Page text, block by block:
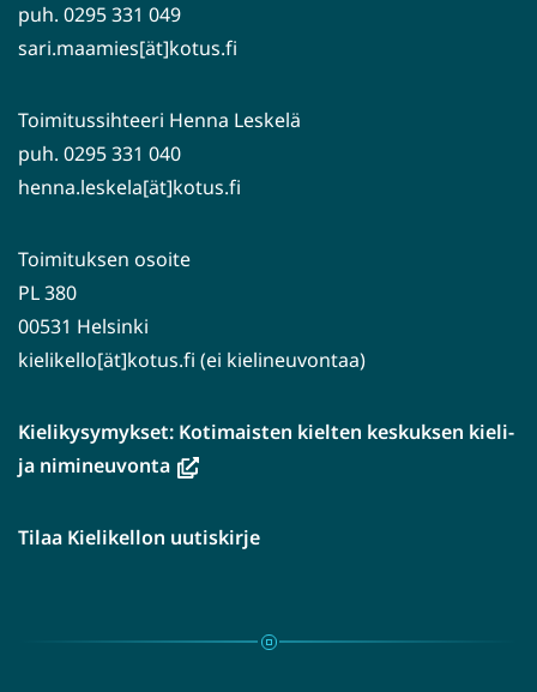
puh. 0295 331 049
sari.maamies[ät]kotus.fi
Toimitussihteeri Henna Leskelä
puh. 0295 331 040
henna.leskela[ät]kotus.fi
Toimituksen osoite
PL 380
00531 Helsinki
kielikello[ät]kotus.fi (ei kielineuvontaa)
Kielikysymykset: Kotimaisten kielten keskuksen kieli-
ja nimineuvonta(avautuu
ikkunaan,
palveluun)
Tilaa Kielikellon uutiskirje